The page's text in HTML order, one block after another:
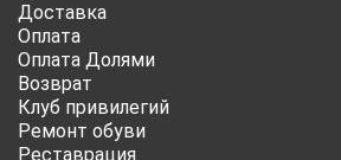
Доставка
Оплата
Оплата Долями
Возврат
Клуб привилегий
Ремонт обуви
Реставрация